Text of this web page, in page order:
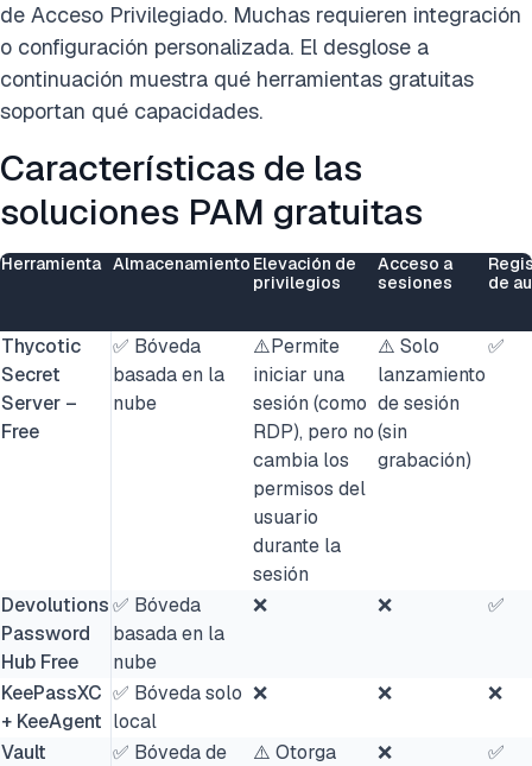
de Acceso Privilegiado. Muchas requieren integración
o configuración personalizada. El desglose a
continuación muestra qué herramientas gratuitas
soportan qué capacidades.
Características de las
soluciones PAM gratuitas
Herramienta Almacenamiento Elevación de
privilegios
Acceso a
sesiones
de
Thycotic
Secret
Server –
Free
✅ Bóveda
basada en la
nube
⚠️Permite
iniciar una
sesión (como
RDP), pero no
cambia los
permisos del
usuario
durante la
sesión
⚠️ Solo
lanzamiento
de sesión
(sin
grabación)
✅
Devolutions
Password
Hub Free
✅ Bóveda
basada en la
nube
❌ ❌ ✅
KeePassXC
+ KeeAgent
✅ Bóveda solo
local
❌ ❌ ❌
Vault
✅ Bóveda de
⚠️ Otorga
❌ ✅